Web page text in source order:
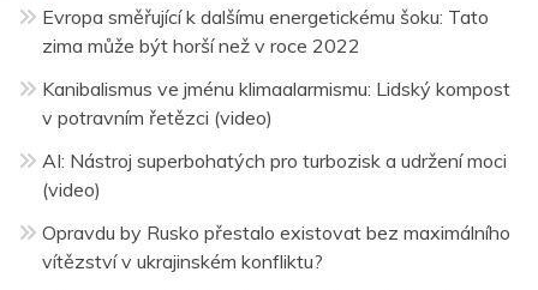
Evropa směřující k dalšímu energetickému šoku: Tato
zima může být horší než v roce 2022
Kanibalismus ve jménu klimaalarmismu: Lidský kompost
v potravním řetězci (video)
AI: Nástroj superbohatých pro turbozisk a udržení moci
(video)
Opravdu by Rusko přestalo existovat bez maximálního
vítězství v ukrajinském konfliktu?